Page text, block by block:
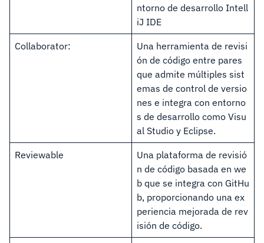
ntorno de desarrollo Intell
iJ IDE
Collaborator:
Una herramienta de revisi
ón de código entre pares
que admite múltiples sist
emas de control de versio
nes e integra con entorno
s de desarrollo como Visu
al Studio y Eclipse.
Reviewable
Una plataforma de revisió
n de código basada en we
b que se integra con GitHu
b, proporcionando una ex
periencia mejorada de rev
isión de código.